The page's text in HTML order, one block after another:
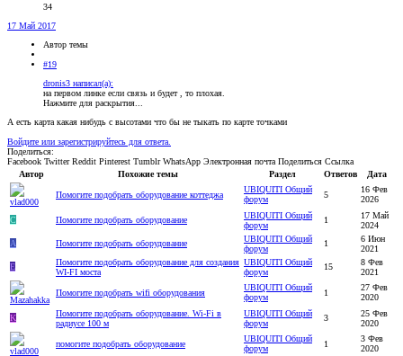
34
17 Май 2017
Автор темы
#19
dronis3 написал(а):
на первом линке если связь и будет , то плохая.
Нажмите для раскрытия...
А есть карта какая нибудь с высотами что бы не тыкать по карте точками
Войдите или зарегистрируйтесь для ответа.
Поделиться:
Facebook Twitter Reddit Pinterest Tumblr WhatsApp Электронная почта Поделиться Ссылка
Автор
Похожие темы Раздел Ответов Дата
Помогите подобрать оборудование коттеджа
UBIQUITI Общий
форум
5
16 Фев
2026
С Помогите подобрать оборудование
UBIQUITI Общий
форум
1
17 Май
2024
A
Помогите подобрать оборудование
UBIQUITI Общий
форум
1
6 Июн
2021
Е
Помогите подобрать оборудование для создания
WI-FI моста
UBIQUITI Общий
форум
15
8 Фев
2021
Помогите подобрать wifi оборудования
UBIQUITI Общий
форум
1
27 Фев
2020
K
Помогите подобрать оборудование. Wi-Fi в
радиусе 100 м
UBIQUITI Общий
форум
3
25 Фев
2020
помогите подобрать оборудование
UBIQUITI Общий
форум
1
3 Фев
2020